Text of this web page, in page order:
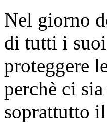
Nel giorno
di tutti i
proteggere
perchè ci
soprattutto